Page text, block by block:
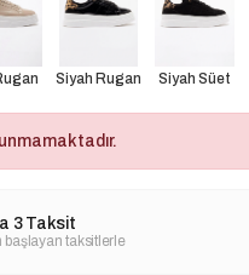
Siyah Rugan Siyah Süet
3 Taksit
başlayan taksitlerle